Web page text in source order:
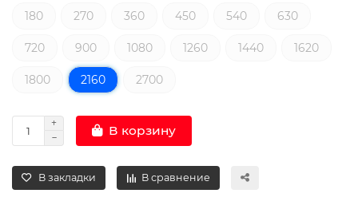
180
270 360 450 540 630
720 900 1080 1260 1440 1620
1800 2160 2700
В корзину
В закладки В сравнение